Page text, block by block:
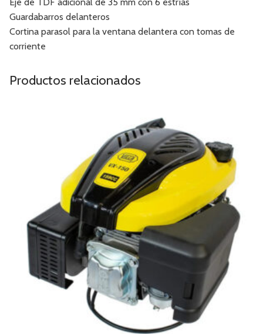
Eje de TDF adicional de 35 mm con 6 estrías
Guardabarros delanteros
Cortina parasol para la ventana delantera con tomas de
corriente
Productos relacionados